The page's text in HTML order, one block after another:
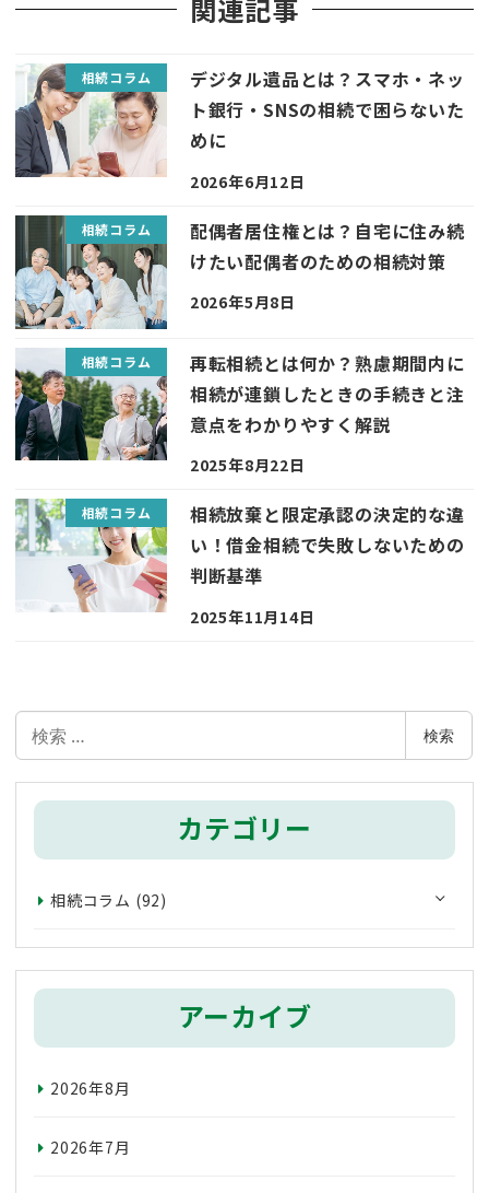
関連記事
相続コラム
デジタル遺品とは？スマホ・ネッ
ト銀行・SNSの相続で困らないた
めに
2026年6月12日
相続コラム
配偶者居住権とは？自宅に住み続
けたい配偶者のための相続対策
2026年5月8日
相続コラム
再転相続とは何か？熟慮期間内に
相続が連鎖したときの手続きと注
意点をわかりやすく解説
2025年8月22日
相続コラム
相続放棄と限定承認の決定的な違
い！借金相続で失敗しないための
判断基準
2025年11月14日
索
検索
カテゴリー
相続コラム (92)
アーカイブ
2026年8月
2026年7月